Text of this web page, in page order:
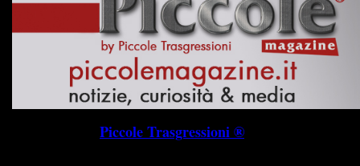
Piccole Trasgressioni ®